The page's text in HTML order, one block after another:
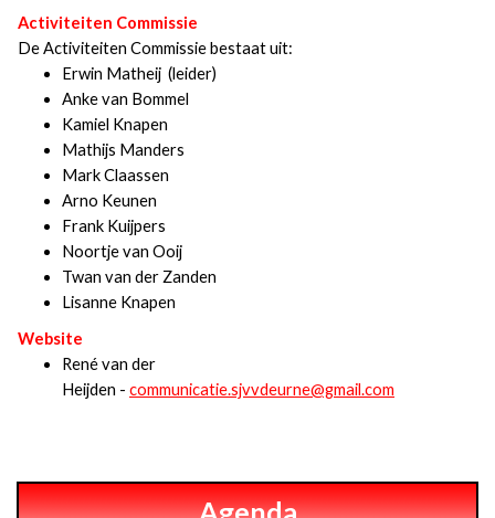
Activiteiten Commissie
De Activiteiten Commissie bestaat uit:
Erwin Matheij (leider)
Anke van Bommel
Kamiel Knapen
Mathijs Manders
Mark Claassen
Arno Keunen
Frank Kuijpers
Noortje van Ooij
Twan van der Zanden
Lisanne Knapen
Website
René van der
Heijden - communicatie.sjvvdeurne@gmail.com
Agenda